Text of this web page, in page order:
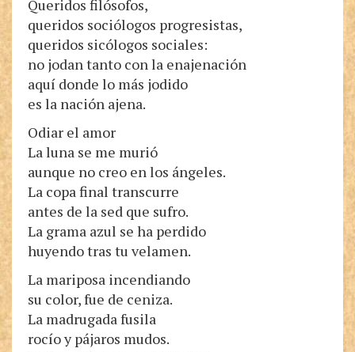
Queridos filósofos,
queridos sociólogos progresistas,
queridos sicólogos sociales:
no jodan tanto con la enajenación
aquí donde lo más jodido
es la nación ajena.
Odiar el amor
La luna se me murió
aunque no creo en los ángeles.
La copa final transcurre
antes de la sed que sufro.
La grama azul se ha perdido
huyendo tras tu velamen.
La mariposa incendiando
su color, fue de ceniza.
La madrugada fusila
rocío y pájaros mudos.